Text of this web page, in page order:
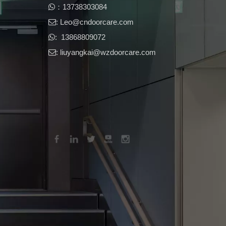
 ​​：13738303084
: Leo@cndoorcare.com​​​​​​​
: 13868809072
: liuyangkai@wzdoorcare.com